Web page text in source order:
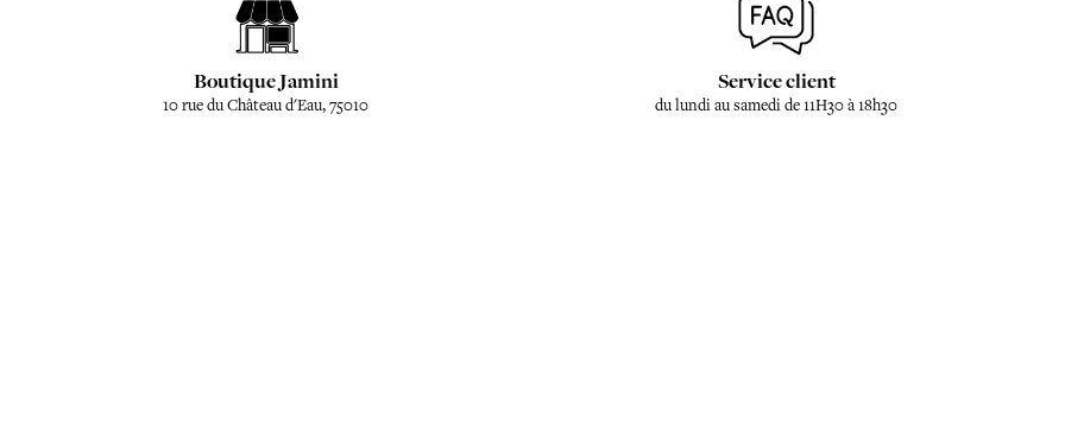
Boutique Jamini
10 rue du Château d'Eau, 75010
Service client
du lundi au samedi de 11H30 à 18h30